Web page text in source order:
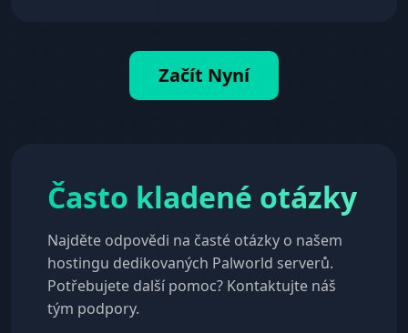
Začít Nyní
Často kladené otázky
Najděte odpovědi na časté otázky o našem
hostingu dedikovaných Palworld serverů.
Potřebujete další pomoc? Kontaktujte náš
tým podpory.